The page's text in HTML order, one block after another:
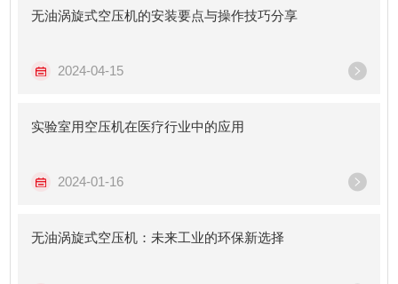
无油涡旋式空压机的安装要点与操作技巧分享
2024-04-15
实验室用空压机在医疗行业中的应用
2024-01-16
无油涡旋式空压机：未来工业的环保新选择